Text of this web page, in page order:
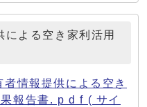
よる空き家利活⽤
情報提供による空き
報告書. p d f ( サイ